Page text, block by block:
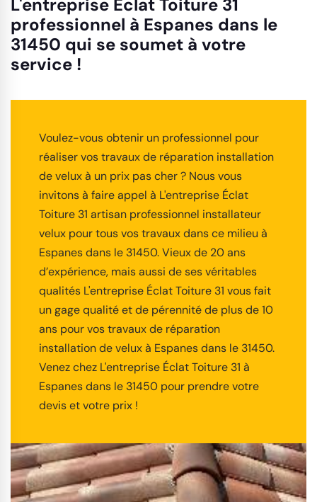
L'entreprise Éclat Toiture 31
professionnel à Espanes dans le
31450 qui se soumet à votre
service !
Voulez-vous obtenir un professionnel pour
réaliser vos travaux de réparation installation
de velux à un prix pas cher ? Nous vous
invitons à faire appel à L'entreprise Éclat
Toiture 31 artisan professionnel installateur
velux pour tous vos travaux dans ce milieu à
Espanes dans le 31450. Vieux de 20 ans
d’expérience, mais aussi de ses véritables
qualités L'entreprise Éclat Toiture 31 vous fait
un gage qualité et de pérennité de plus de 10
ans pour vos travaux de réparation
installation de velux à Espanes dans le 31450.
Venez chez L'entreprise Éclat Toiture 31 à
Espanes dans le 31450 pour prendre votre
devis et votre prix !